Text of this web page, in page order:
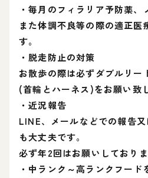
・毎月のフィラリア予防薬、
また体調不良等の際の適正医
す。
・脱走防止の対策
お散歩の際は必ずダブルリー
(首輪とハーネス)をお願い致
・近況報告
LINE、メールなどでの報告
も大丈夫です。
必ず年2回はお願いしておりま
・中ランク～高ランクフード